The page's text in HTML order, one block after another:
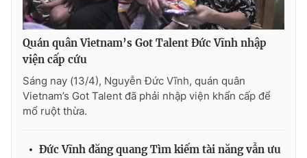
Quán quân Vietnam’s Got Talent Đức Vĩnh nhập
viện cấp cứu
Sáng nay (13/4), Nguyễn Đức Vĩnh, quán quân
Vietnam’s Got Talent đã phải nhập viện khẩn cấp để
mổ ruột thừa.
Đức Vĩnh đăng quang Tìm kiếm tài năng vẫn ưu